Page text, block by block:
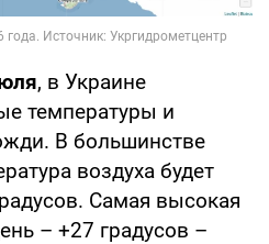
, в Украине
температуры и
В большинстве
воздуха будет
Самая высокая
– +27 градусов –